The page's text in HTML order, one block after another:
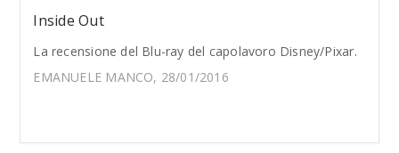
Inside Out
La recensione del Blu-ray del capolavoro Disney/Pixar.
EMANUELE MANCO, 28/01/2016